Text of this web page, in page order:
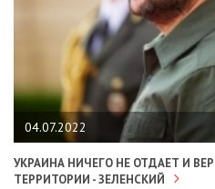
04.07.2022
УКРАИНА НИЧЕГО НЕ ОТДАЕТ И
ТЕРРИТОРИИ - ЗЕЛЕНСКИЙ